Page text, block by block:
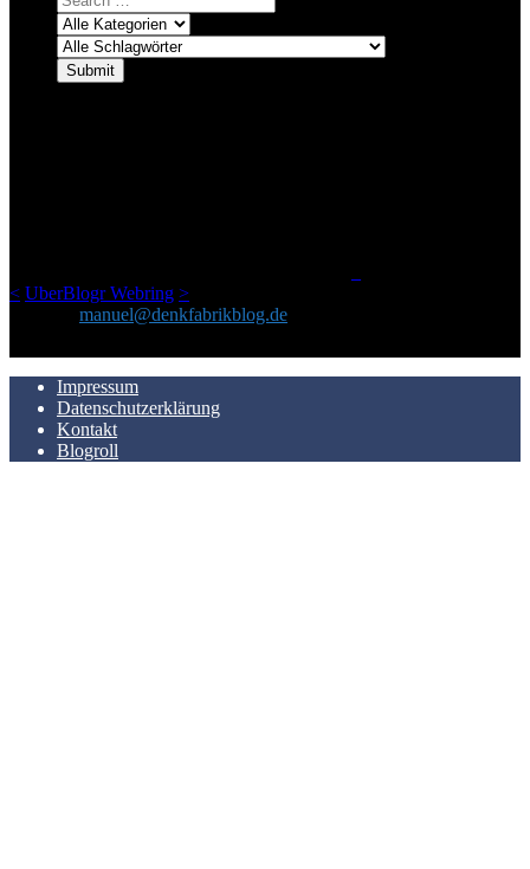
< UberBlogr Webring >
manuel@denkfabrikblog.de
Impressum
Datenschutzerklärung
Kontakt
Blogroll